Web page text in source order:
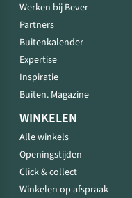
Werken bij Bever
Partners
Buitenkalender
Expertise
Inspiratie
Buiten. Magazine
WINKELEN
Alle winkels
Openingstijden
Click & collect
Winkelen op afspraak